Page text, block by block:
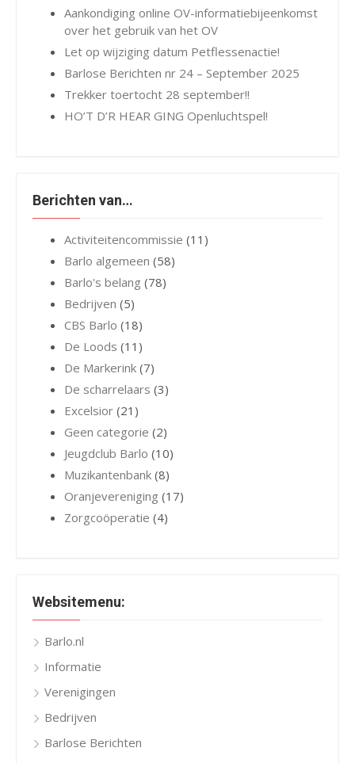
Aankondiging online OV-informatiebijeenkomst
over het gebruik van het OV
Let op wijziging datum Petflessenactie!
Barlose Berichten nr 24 – September 2025
Trekker toertocht 28 september!!
HO’T D’R HEAR GING Openluchtspel!
Berichten van…
Activiteitencommissie (11)
Barlo algemeen (58)
Barlo's belang (78)
Bedrijven (5)
CBS Barlo (18)
De Loods (11)
De Markerink (7)
De scharrelaars (3)
Excelsior (21)
Geen categorie (2)
Jeugdclub Barlo (10)
Muzikantenbank (8)
Oranjevereniging (17)
Zorgcoöperatie (4)
Websitemenu:
Barlo.nl
Informatie
Verenigingen
Bedrijven
Barlose Berichten